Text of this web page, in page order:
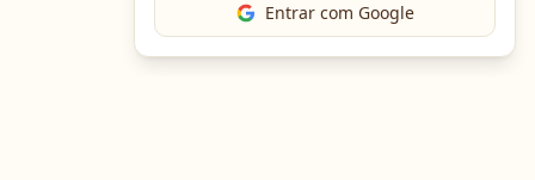
Entrar com Google